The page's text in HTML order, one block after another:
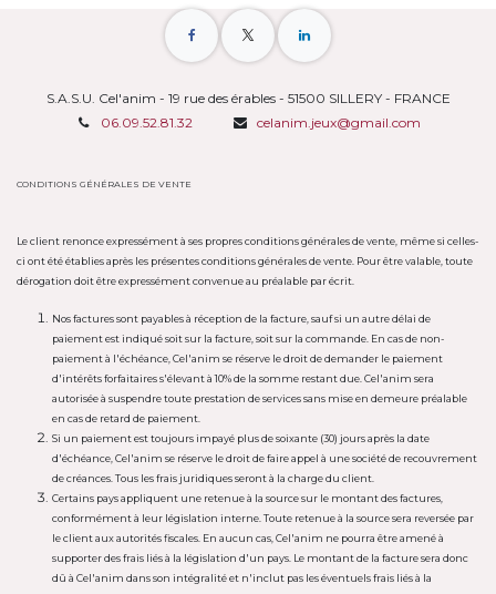
S.A.S.U. Cel'anim - 19 rue des érables - 51500 SILLERY - FRANCE
06.09.52.81.32
celanim.jeux@gmail.com
CONDITIONS GÉNÉRALES DE VENTE
Le client renonce expressément à ses propres conditions générales de vente, même si celles-
ci ont été établies après les présentes conditions générales de vente. Pour être valable, toute
dérogation doit être expressément convenue au préalable par écrit.
Nos factures sont payables à réception de la facture, sauf si un autre délai de
paiement est indiqué soit sur la facture, soit sur la commande. En cas de non-
paiement à l'échéance, Cel'anim se réserve le droit de demander le paiement
d'intérêts forfaitaires s'élevant à 10% de la somme restant due. Cel'anim sera
autorisée à suspendre toute prestation de services sans mise en demeure préalable
en cas de retard de paiement.
Si un paiement est toujours impayé plus de soixante (30) jours après la date
d'échéance, Cel'anim se réserve le droit de faire appel à une société de recouvrement
de créances. Tous les frais juridiques seront à la charge du client.
Certains pays appliquent une retenue à la source sur le montant des factures,
conformément à leur législation interne. Toute retenue à la source sera reversée par
le client aux autorités fiscales. En aucun cas, Cel'anim ne pourra être amené à
supporter des frais liés à la législation d'un pays. Le montant de la facture sera donc
dû à Cel'anim dans son intégralité et n'inclut pas les éventuels frais liés à la